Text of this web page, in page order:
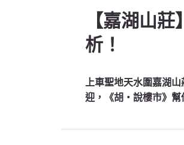
【嘉湖山
析！
上車聖地天水圍嘉湖
迎，《胡‧說樓市》幫